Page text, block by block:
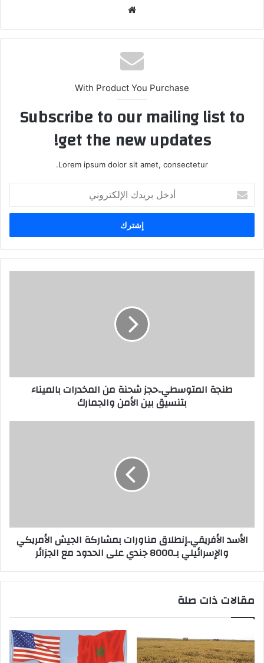
With Product You Purchase
Subscribe to our mailing list to
get the new updates!
Lorem ipsum dolor sit amet, consectetur.
بريدك
الإلكتروني
طنجة المتوسطي..حجز شحنة من المخدرات بالميناء
بتنسيق بين الأمن والجمارك
الأسد الأفريقي..إنطلاق مناورات بمشاركة الجيش الأمريكي
والإسرائيلي بـ8000 جندي على الحدود مع الجزائر
مقالات ذات صلة